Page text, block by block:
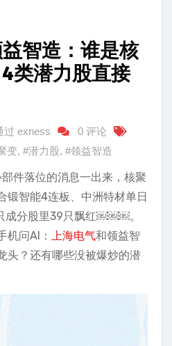
智造：谁是核
类潜力股直接
过 exness
0 评论
变, #潜力股, #领益智造
件落位的消息一出来，核聚
锻智能4连板、中洲特材单日
成分股里39只飘红￼￼￼。
机问AI： 上海电气和领益智
头？还有哪些没被爆炒的潜